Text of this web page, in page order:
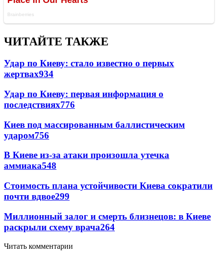
ЧИТАЙТЕ ТАКЖЕ
Удар по Киеву: стало известно о первых
жертвах934
Удар по Киеву: первая информация о
последствиях776
Киев под массированным баллистическим
ударом756
В Киеве из-за атаки произошла утечка
аммиака548
Стоимость плана устойчивости Киева сократили
почти вдвое299
Миллионный залог и смерть близнецов: в Киеве
раскрыли схему врача264
Читать комментарии